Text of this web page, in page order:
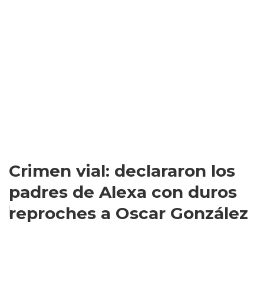
Crimen vial: declararon los
padres de Alexa con duros
reproches a Oscar González